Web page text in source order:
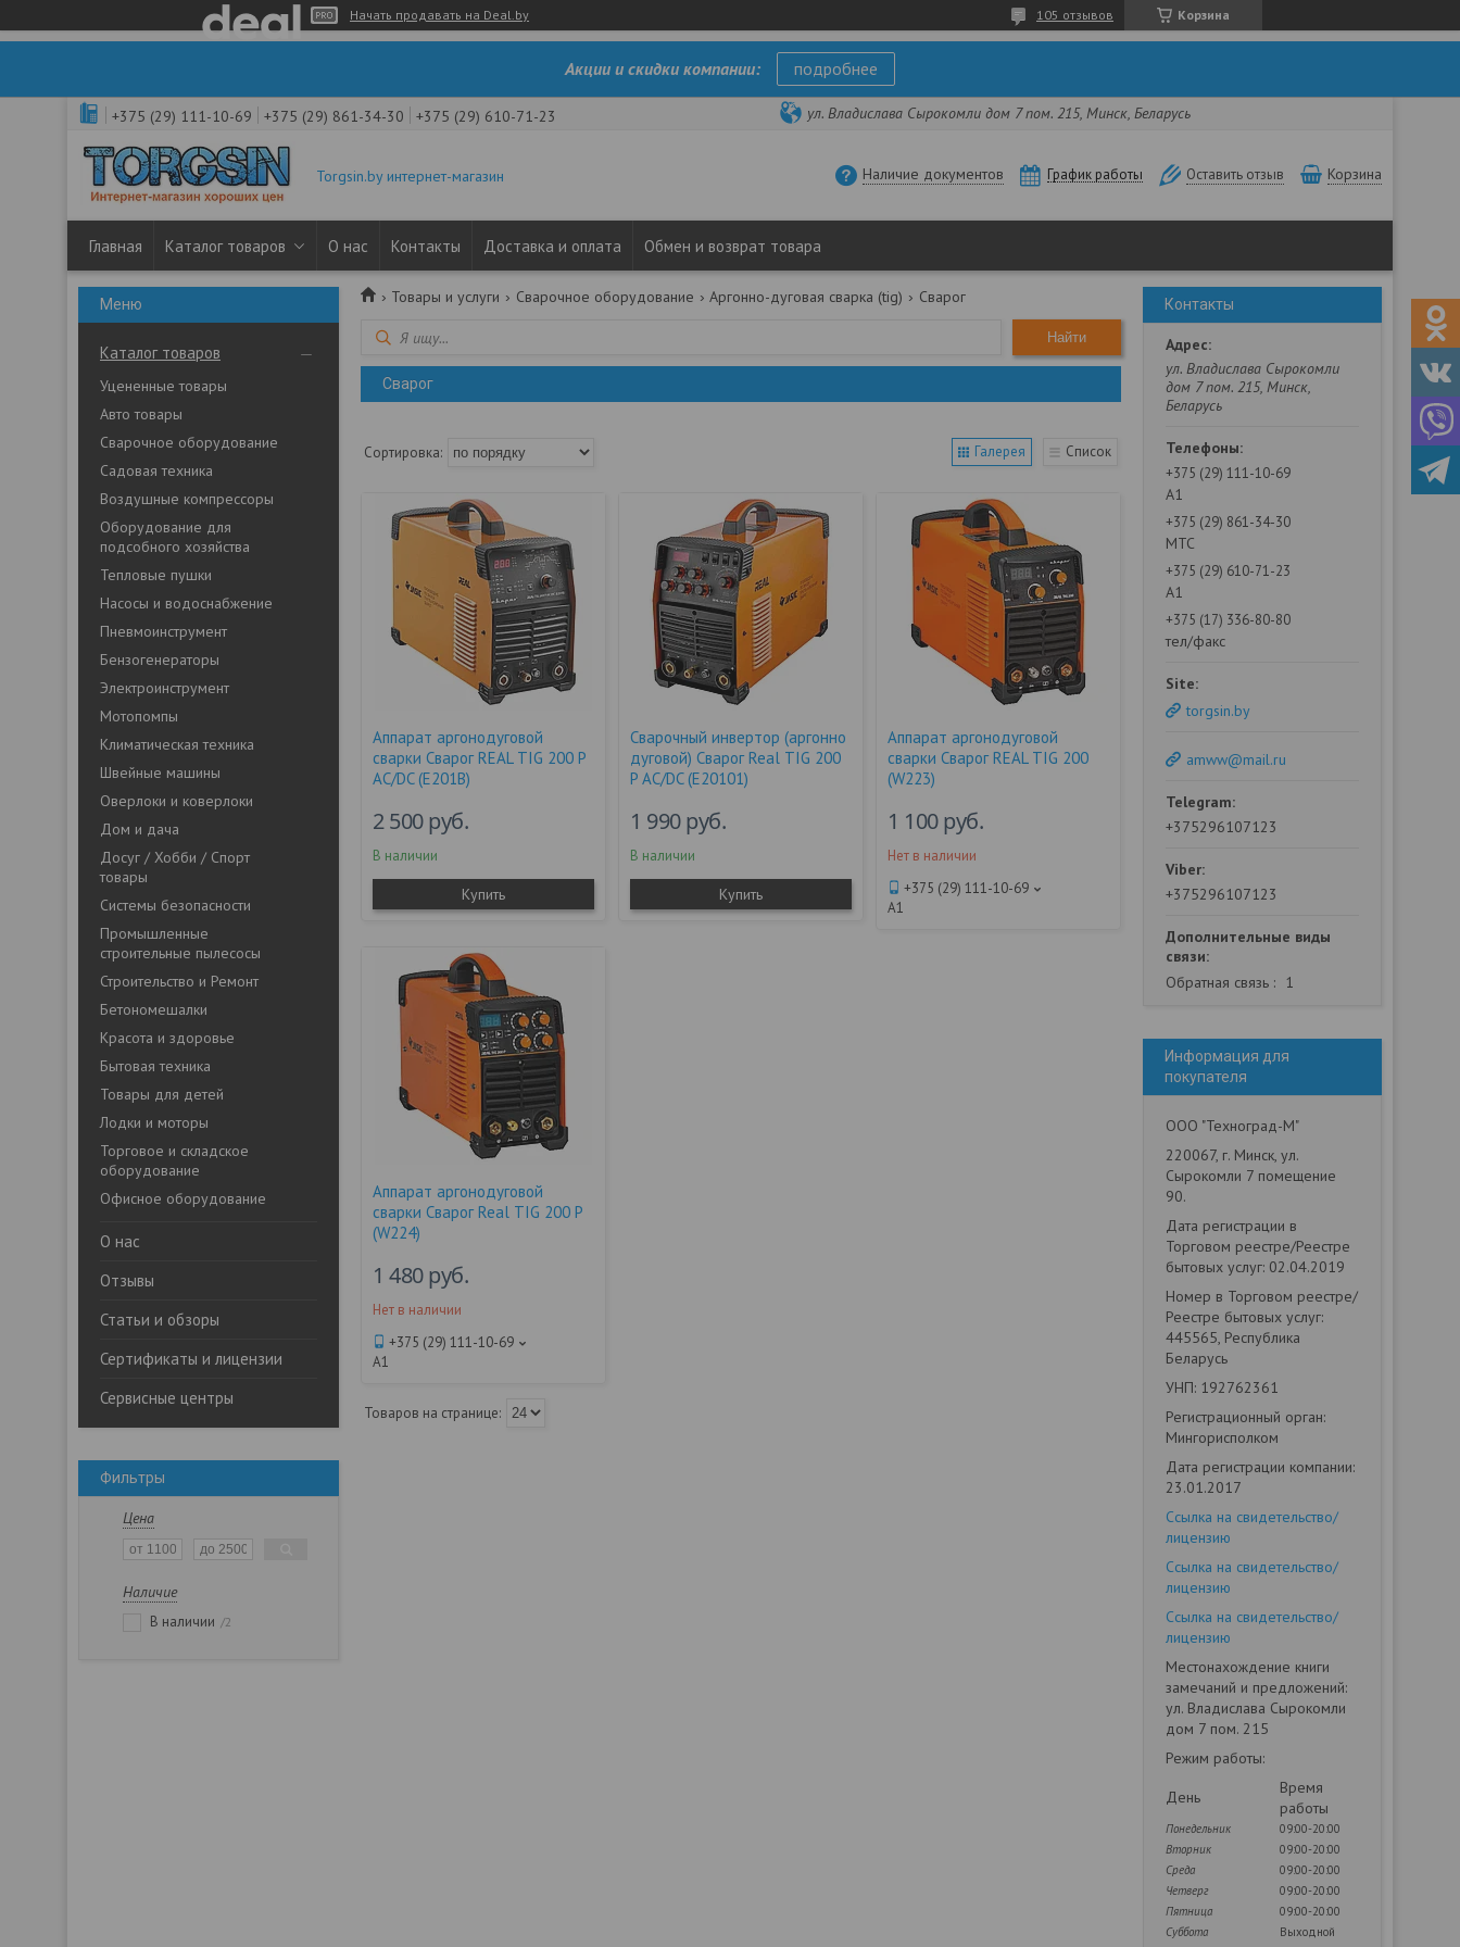
Начать продавать на Deal.by Корзина
105 отзывов
Акции и скидки компании: подробнее
+375 (29) 111-10-69 +375 (29) 861-34-30 +375 (29) 610-71-23 ул. Владислава Сырокомли дом 7 пом. 215, Минск, Беларусь
Torgsin.by интернет-магазин Наличие документов График работы Оставить отзыв Корзина
Главная Каталог товаров О нас Контакты Доставка и оплата Обмен и возврат товара
Каталог товаров
Уцененные товары
Авто товары
Сварочное оборудование
Садовая техника
Воздушные компрессоры
Оборудование для
подсобного хозяйства
Тепловые пушки
Насосы и водоснабжение
Пневмоинструмент
Бензогенераторы
Электроинструмент
Мотопомпы
Климатическая техника
Швейные машины
Оверлоки и коверлоки
Дом и дача
Досуг / Хобби / Спорт
товары
Системы безопасности
Промышленные
строительные пылесосы
Строительство и Ремонт
Бетономешалки
Красота и здоровье
Бытовая техника
Товары для детей
Лодки и моторы
Торговое и складское
оборудование
Офисное оборудование
О нас
Отзывы
Статьи и обзоры
Сертификаты и лицензии
Сервисные центры
Фильтры
Цена
Наличие
В наличии 2
Товары и услуги Сварочное оборудование Аргонно-дуговая сварка (tig) Сварог
Найти
Сварог
Галерея Список
Аппарат аргонодуговой
сварки Сварог REAL TIG 200 P
AC/DC (E201B)
2 500руб.
В наличии
Купить
Сварочный инвертор (аргонно
дуговой) Сварог Real TIG 200
P AC/DC (E20101)
1 990руб.
В наличии
Купить
Аппарат аргонодуговой
сварки Сварог REAL TIG 200
(W223)
1 100руб.
Нет в наличии
+375 (29) 111-10-69
А1
Аппарат аргонодуговой
сварки Сварог Real TIG 200 P
(W224)
1 480руб.
Нет в наличии
+375 (29) 111-10-69
А1
Контакты
ул. Владислава Сырокомли
дом 7 пом. 215, Минск,
Беларусь
+375 (29) 111-10-69
А1
+375 (29) 861-34-30
МТС
+375 (29) 610-71-23
А1
+375 (17) 336-80-80
тел/факс
torgsin.by
amww@mail.ru
+375296107123
+375296107123
Обратная связь 1
Информация для
покупателя
ООО "Техноград-М"
220067, г. Минск, ул.
Сырокомли 7 помещение
90.
Дата регистрации в
Торговом реестре/Реестре
бытовых услуг: 02.04.2019
Номер в Торговом реестре/
Реестре бытовых услуг:
445565, Республика
Беларусь
УНП: 192762361
Регистрационный орган:
Мингорисполком
Дата регистрации компании:
23.01.2017
Ссылка на свидетельство/
лицензию
Ссылка на свидетельство/
лицензию
Ссылка на свидетельство/
лицензию
Местонахождение книги
замечаний и предложений:
ул. Владислава Сырокомли
дом 7 пом. 215
Режим работы:
День
Время
работы
Понедельник
09:00-20:00
Вторник
09:00-20:00
Среда
09:00-20:00
Четверг
09:00-20:00
Пятница
09:00-20:00
Суббота
Выходной